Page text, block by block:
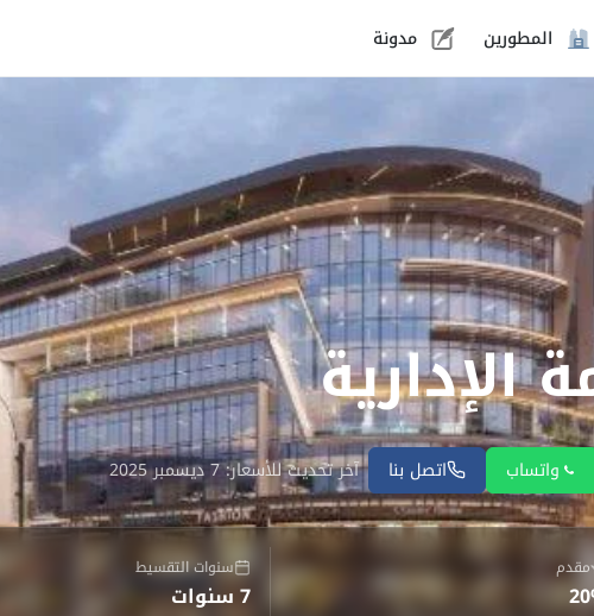
المطورين مدونة
واتساب اتصل بنا آخر تحديث للأسعار: 7 ديسمبر 2025
مقدم سنوات التقسيط
7 سنوات